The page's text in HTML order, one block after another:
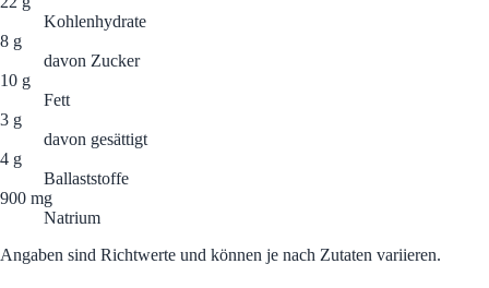
Kohlenhydrate
8 g
davon Zucker
10 g
Fett
3 g
davon gesättigt
4 g
Ballaststoffe
900 mg
Natrium
Angaben sind Richtwerte und können je nach Zutaten variieren.